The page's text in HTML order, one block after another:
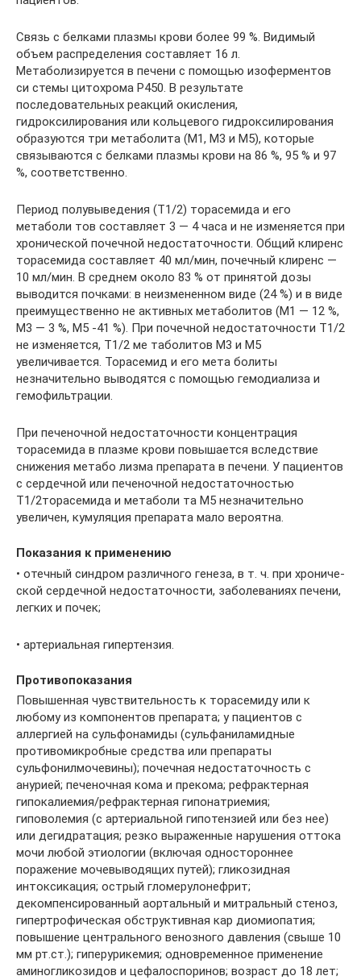
Связь с белками плазмы крови более 99 %. Видимый
объем распределения составляет 16 л.
Метаболизируется в печени с помощью изоферментов
си­ стемы цитохрома Р450. В результате
последовательных реакций окисления,
гидроксилирования или кольцевого гидроксилирования
образуются три метаболита (М1, М3 и М5), которые
связываются с белками плазмы крови на 86 %, 95 % и 97
%, соответственно.
Период полувыведения (Т1/2) торасемида и его
метаболи­ тов составляет 3 — 4 часа и не изменяется при
хронической почечной недостаточности. Общий клиренс
торасемида составляет 40 мл/мин, почечный клиренс —
10 мл/мин. В среднем около 83 % от принятой дозы
выводится почками: в неизмененном виде (24 %) и в виде
преимущественно не­ активных метаболитов (М1 — 12 %,
М3 — 3 %, М5 -41 %). При почечной недостаточности Т1/2
не изменяется, Т1/2 ме­ таболитов М3 и М5
увеличивается. Торасемид и его мета­ болиты
незначительно выводятся с помощью гемодиализа и
гемофильтрации.
При печеночной недостаточности концентрация
торасемида в плазме крови повышается вследствие
снижения метабо­ лизма препарата в печени. У пациентов
с сердечной или печеночной недостаточностью
Т1/2торасемида и метаболи­ та М5 незначительно
увеличен, кумуляция препарата мало­ вероятна.
Показания к применению
• отечный синдром различного генеза, в т. ч. при хрониче­
ской сердечной недостаточности, заболеваниях печени,
легких и почек;
• артериальная гипертензия.
Противопоказания
Повышенная чувствительность к торасемиду или к
любо­му из компонентов препарата; у пациентов с
аллергией на сульфонамиды (сульфаниламидные
противомикробные средства или препараты
сульфонилмочевины); почечная недостаточность с
анурией; печеночная кома и прекома; рефрактерная
гипокалиемия/рефрактерная гипонатриемия;
гиповолемия (с артериальной гипотензией или без нее)
или дегидратация; резко выраженные нарушения оттока
мочи любой этиологии (включая одностороннее
поражение мочевыводящих путей); гликозидная
интоксикация; острый гломерулонефрит;
декомпенсированный аортальный и митральный стеноз,
гипертрофическая обструктивная кар­ диомиопатия;
повышение центрального венозного давле­ния (свыше 10
мм рт.ст.); гиперурикемия; одновременное применение
аминогликозидов и цефалоспоринов; возраст до 18 лет;